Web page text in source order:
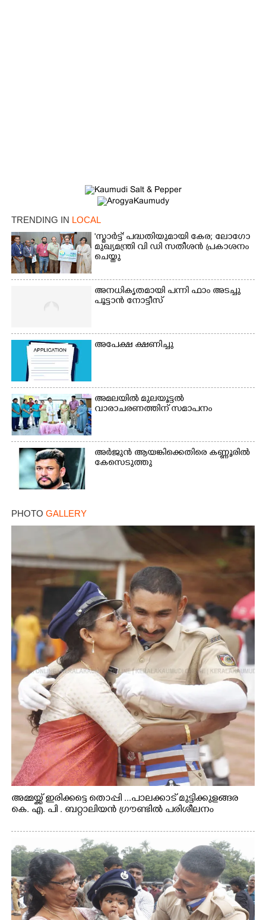
TRENDING IN LOCAL
'സ്മാർട്ട്' പദ്ധതിയുമായി കേര; ലോഗോ
മുഖ്യമന്ത്രി വി ഡി സതീശൻ പ്രകാശനം
ചെയ്തു
അനധികൃതമായി പന്നി ഫാം അടച്ചു
പൂട്ടാൻ നോട്ടീസ്
അപേക്ഷ ക്ഷണിച്ചു
അമലയിൽ മുലയൂട്ടൽ
വാരാചരണത്തിന് സമാപനം
അർജുൻ ആയങ്കിക്കെതിരെ കണ്ണൂരിൽ
കേസെടുത്തു
PHOTO GALLERY
അമ്മയ്ക്ക് ഇരിക്കട്ടെ തൊപ്പി ...പാലക്കാട് മുട്ടിക്കുളങ്ങര
കെ. എ. പി . ബറ്റാലിയൻ ഗ്രൗണ്ടിൽ പരിശീലനം